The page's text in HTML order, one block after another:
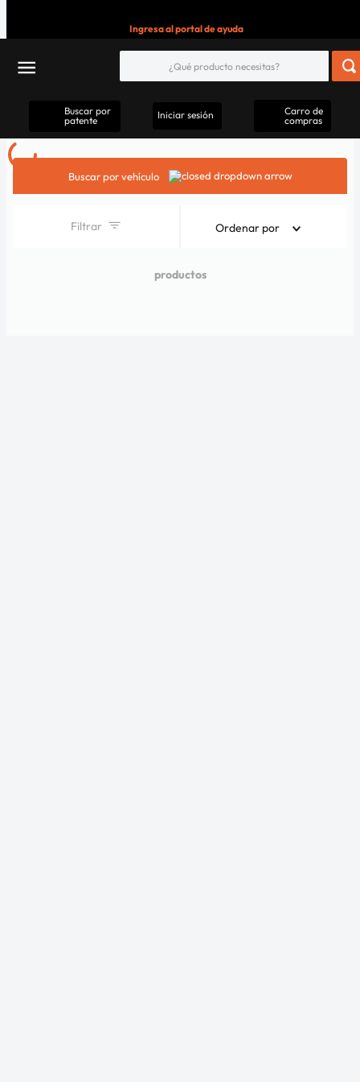
Ingresa al portal de ayuda
Buscar por
patente
Iniciar sesión
Carro de
compras
Buscar por vehículo
Filtrar Ordenar por
productos